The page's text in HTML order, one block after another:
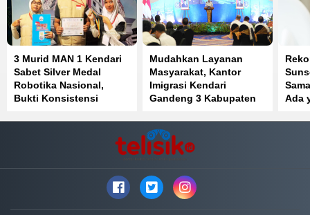
3 Murid MAN 1 Kendari
Sabet Silver Medal
Robotika Nasional,
Bukti Konsistensi
Mudahkan Layanan
Masyarakat, Kantor
Imigrasi Kendari
Gandeng 3 Kabupaten
Ada